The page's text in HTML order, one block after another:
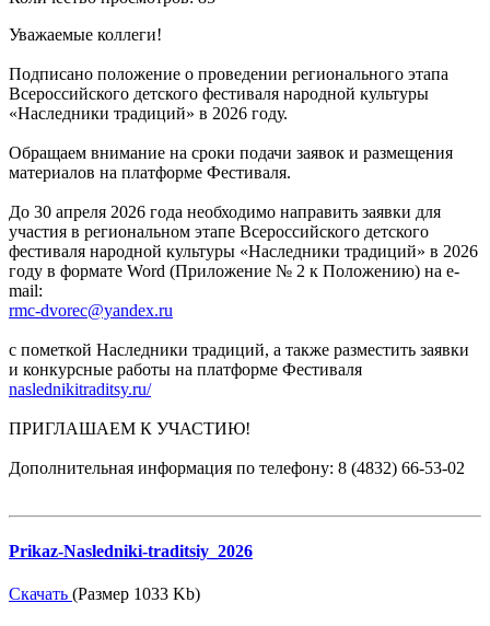
Уважаемые коллеги!
Подписано положение о проведении регионального этапа
Всероссийского детского фестиваля народной культуры
«Наследники традиций» в 2026 году.
Обращаем внимание на сроки подачи заявок и размещения
материалов на платформе Фестиваля.
До 30 апреля 2026 года необходимо направить заявки для
участия в региональном этапе Всероссийского детского
фестиваля народной культуры «Наследники традиций» в 2026
году в формате Word (Приложение № 2 к Положению) на e-
mail:
rmc-dvorec@yandex.ru
с пометкой Наследники традиций, а также разместить заявки
и конкурсные работы на платформе Фестиваля
naslednikitraditsy.ru/
ПРИГЛАШАЕМ К УЧАСТИЮ!
Дополнительная информация по телефону: 8 (4832) 66-53-02
Prikaz-Nasledniki-traditsiy_2026
Скачать (Размер 1033 Kb)